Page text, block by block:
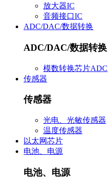
放大器IC
音频接口IC
ADC/DAC/数据转换
ADC/DAC/数据转换
模数转换芯片ADC
传感器
传感器
光电、光敏传感器
温度传感器
以太网芯片
电池、电源
电池、电源